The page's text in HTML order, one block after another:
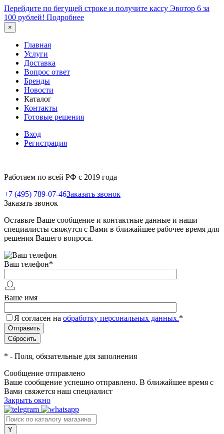
Перейдите по бегущей строке и получите кассу Эвотор 6 за
100 рублей! Подробнее
×
Главная
Услуги
Доставка
Вопрос ответ
Бренды
Новости
Каталог
Контакты
Готовые решения
Вход
Регистрация
Работаем по всей РФ с 2019 года
+7 (495) 789-07-46Заказать звонок
Заказать звонок
Оставьте Ваше сообщение и контактные данные и наши
специалисты свяжутся с Вами в ближайшее рабочее время для
решения Вашего вопроса.
Ваш телефон*
Ваше имя
Я согласен на обработку персональных данных.*
* - Поля, обязательные для заполнения
Сообщение отправлено
Ваше сообщение успешно отправлено. В ближайшее время с
Вами свяжется наш специалист
Закрыть окно